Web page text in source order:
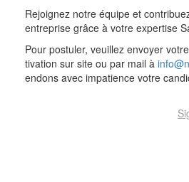
Rejoignez notre équipe et
entreprise grâce à votre expertise
Pour postuler, veuillez envoyer
tivation sur site ou par mail à
endons avec impatience votre